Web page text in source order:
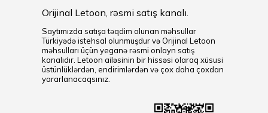
Orijinal Letoon, rəsmi satış kanalı.
Saytımızda satışa təqdim olunan məhsullar
Türkiyədə istehsal olunmuşdur və Orijinal Letoon
məhsulları üçün yeganə rəsmi onlayn satış
kanalıdır. Letoon ailəsinin bir hissəsi olaraq xüsusi
üstünlüklərdən, endirimlərdən və çox daha çoxdan
yararlanacaqsınız.